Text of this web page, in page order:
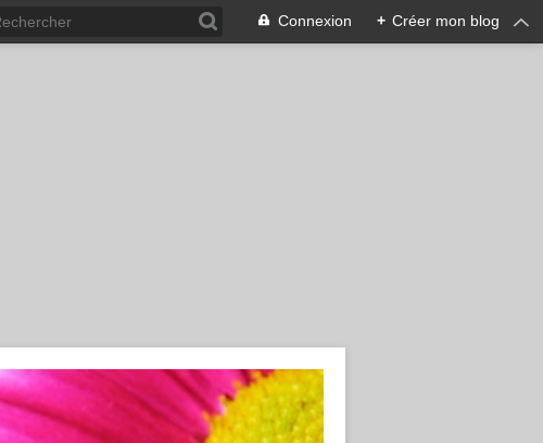
Connexion + Créer mon blog